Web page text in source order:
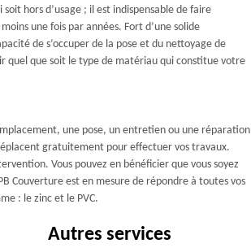
hors d’usage ; il est indispensable de faire
une fois par années. Fort d’une solide
de s’occuper de la pose et du nettoyage de
quel que soit le type de matériau qui constitue votre
une pose, un entretien ou une réparation
gratuitement pour effectuer vos travaux.
Vous pouvez en bénéficier que vous soyez
Couverture est en mesure de répondre à toutes vos
: le zinc et le PVC.
Autres services